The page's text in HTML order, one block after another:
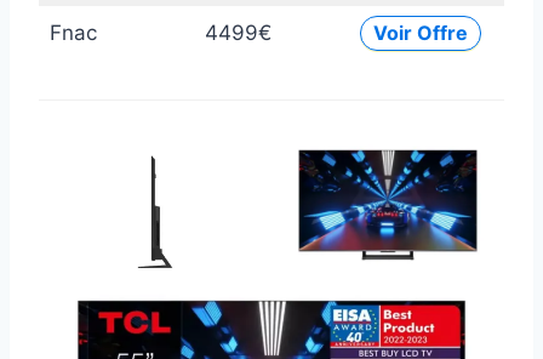
Fnac 4499€ Voir Offre